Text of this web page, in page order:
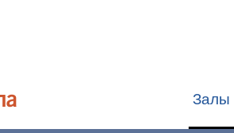
Залы